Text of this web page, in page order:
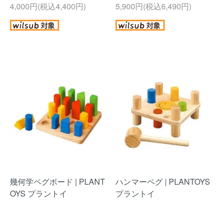
4,000円(税込4,400円)
5,900円(税込6,490円)
幾何学ペグボード | PLANT
OYS プラントイ
ハンマーペグ | PLANTOYS
プラントイ